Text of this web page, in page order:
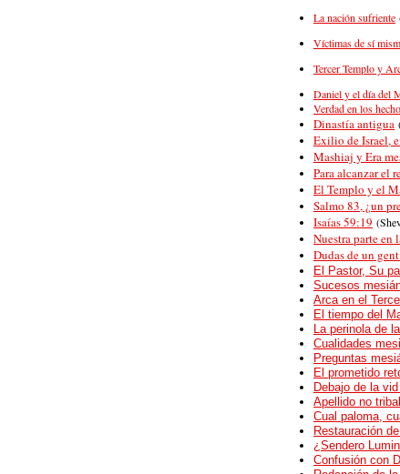
La nación sufriente
Víctimas de sí
Tercer Templo y
Daniel y el día del
Verdad en los
Dinastía antigua
Exilio de Israel,
Mashiaj y Era
Para alcanzar el
El Templo y el
Salmo 83, ¿un
Isaías 59:19
Nuestra parte en
Dudas de un
El Pastor, Su
Sucesos
Arca en el
El tiempo del
La perinola de
Cualidades
Preguntas
El prometido
Debajo de la
Apellido no tribal
Cual paloma,
Restauración
¿Sendero
Confusión con